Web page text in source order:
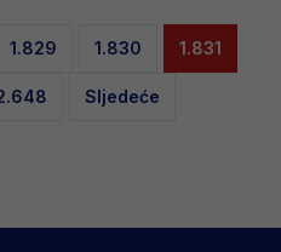
1.829 1.830 1.831
Sljedeće